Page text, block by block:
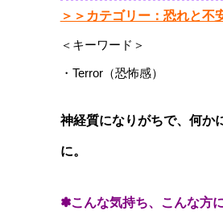
＞＞カテゴリー：恐れと不
＜キーワード＞
・Terror（恐怖感）
神経質になりがちで、何か
に。
✽こんな気持ち、こんな方